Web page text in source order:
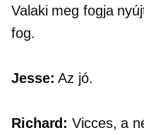
Valaki meg fogja
fog.
Jesse: Az jó.
Richard: Vicces, a